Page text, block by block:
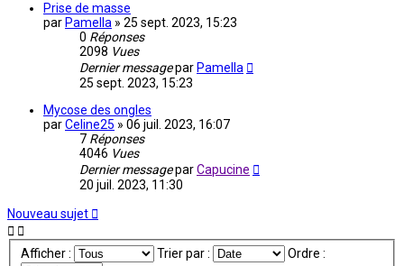
Prise de masse
par Pamella » 25 sept. 2023, 15:23
0 Réponses
2098 Vues
Dernier messagepar Pamella
25 sept. 2023, 15:23
Mycose des ongles
parCeline25 » 06 juil. 2023, 16:07
7 Réponses
4046 Vues
Dernier messageparCapucine
20 juil. 2023, 11:30
Nouveau sujet
Afficher : Trier par : Ordre :